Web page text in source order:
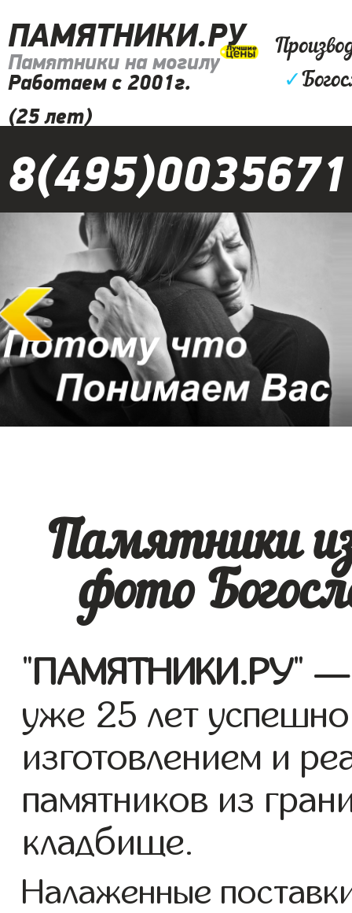
ПАМЯТНИКИ.РУ
Памятники на могилу
Работаем с 2001г.
(25 лет)
✓
8(495)0035671
Памятники
фото
"ПАМЯТНИКИ.РУ" —
уже 25 лет
изготовлением и
памятников из
кладбище.
Налаженные